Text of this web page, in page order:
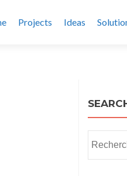
Projects Ideas